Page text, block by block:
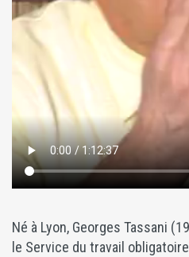
Né à Lyon, Georges Tassani
le Service du travail